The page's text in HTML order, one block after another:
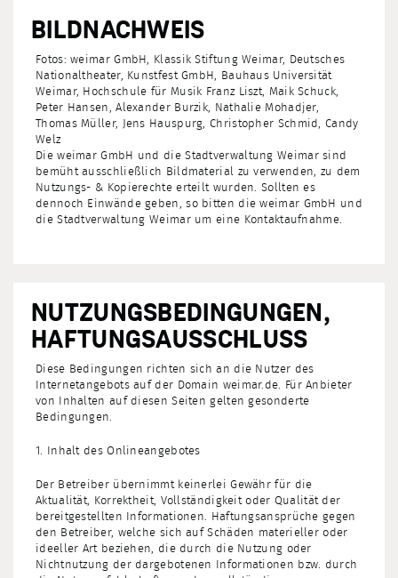
BILDNACHWEIS
Fotos: weimar GmbH, Klassik Stiftung Weimar, Deutsches
Nationaltheater, Kunstfest GmbH, Bauhaus Universität
Weimar, Hochschule für Musik Franz Liszt, Maik Schuck,
Peter Hansen, Alexander Burzik, Nathalie Mohadjer,
Thomas Müller, Jens Hauspurg, Christopher Schmid, Candy
Welz
Die weimar GmbH und die Stadtverwaltung Weimar sind
bemüht ausschließlich Bildmaterial zu verwenden, zu dem
Nutzungs- & Kopierechte erteilt wurden. Sollten es
dennoch Einwände geben, so bitten die weimar GmbH und
die Stadtverwaltung Weimar um eine Kontaktaufnahme.
NUTZUNGSBEDINGUNGEN,
HAFTUNGSAUSSCHLUSS
Diese Bedingungen richten sich an die Nutzer des
Internetangebots auf der Domain weimar.de. Für Anbieter
von Inhalten auf diesen Seiten gelten gesonderte
Bedingungen.
1. Inhalt des Onlineangebotes
Der Betreiber übernimmt keinerlei Gewähr für die
Aktualität, Korrektheit, Vollständigkeit oder Qualität der
bereitgestellten Informationen. Haftungsansprüche gegen
den Betreiber, welche sich auf Schäden materieller oder
ideeller Art beziehen, die durch die Nutzung oder
Nichtnutzung der dargebotenen Informationen bzw. durch